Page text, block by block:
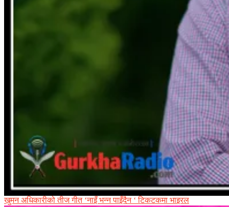
खुमन अधिकारीको तीज गीत ‘नाइँ भन्न पाइँदैन ‘ टिकटकमा भाइरल